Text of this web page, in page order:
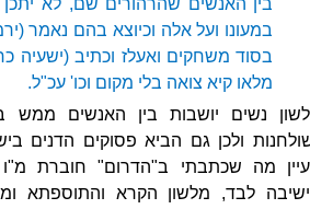
בין האנשים שהרהורים שם, לא
במעונו ועל אלה וכיוצא בהם נאמר
בסוד משחקים ואעלז וכתיב (ישעיה
מלאו קיא צואה בלי מקום וכו' עכ"ל.
נשים יושבות בין האנשים ממש
ולכן גם הביא פסוקים הדנים
מה שכתבתי ב"הדרום" חוברת מ"ו
לבד, מלשון הקרא והתוספתא